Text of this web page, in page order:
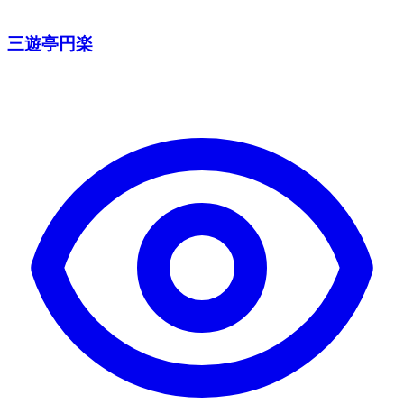
三遊亭円楽